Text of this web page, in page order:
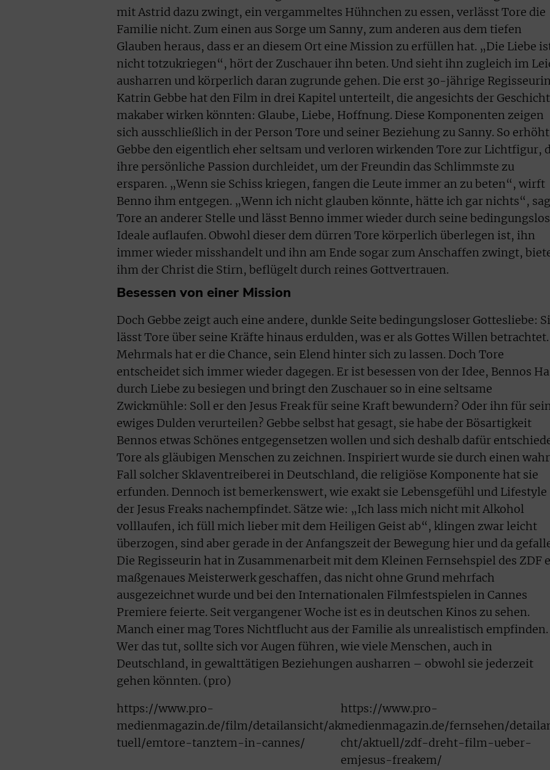
mit Astrid dazu zwingt, ein vergammeltes Hühnchen zu essen, verlässt Tore die
Familie nicht. Zum einen aus Sorge um Sanny, zum anderen aus dem tiefen
Glauben heraus, dass er an diesem Ort eine Mission zu erfüllen hat. „Die Liebe
nicht totzukriegen“, hört der Zuschauer ihn beten. Und sieht ihn zugleich im
ausharren und körperlich daran zugrunde gehen. Die erst 30-jährige
Katrin Gebbe hat den Film in drei Kapitel unterteilt, die angesichts der
makaber wirken könnten: Glaube, Liebe, Hoffnung. Diese Komponenten zeigen
sich ausschließlich in der Person Tore und seiner Beziehung zu Sanny. So erhöht
Gebbe den eigentlich eher seltsam und verloren wirkenden Tore zur Lichtfigur,
ihre persönliche Passion durchleidet, um der Freundin das Schlimmste zu
ersparen. „Wenn sie Schiss kriegen, fangen die Leute immer an zu beten“, wirft
Benno ihm entgegen. „Wenn ich nicht glauben könnte, hätte ich gar nichts“,
Tore an anderer Stelle und lässt Benno immer wieder durch seine
Ideale auflaufen. Obwohl dieser dem dürren Tore körperlich überlegen ist, ihn
immer wieder misshandelt und ihn am Ende sogar zum Anschaffen zwingt,
ihm der Christ die Stirn, beflügelt durch reines Gottvertrauen.
Besessen von einer Mission
Doch Gebbe zeigt auch eine andere, dunkle Seite bedingungsloser Gottesliebe:
lässt Tore über seine Kräfte hinaus erdulden, was er als Gottes Willen betrachtet.
Mehrmals hat er die Chance, sein Elend hinter sich zu lassen. Doch Tore
entscheidet sich immer wieder dagegen. Er ist besessen von der Idee, Bennos
durch Liebe zu besiegen und bringt den Zuschauer so in eine seltsame
Zwickmühle: Soll er den Jesus Freak für seine Kraft bewundern? Oder ihn für
ewiges Dulden verurteilen? Gebbe selbst hat gesagt, sie habe der Bösartigkeit
Bennos etwas Schönes entgegensetzen wollen und sich deshalb dafür
Tore als gläubigen Menschen zu zeichnen. Inspiriert wurde sie durch einen
Fall solcher Sklaventreiberei in Deutschland, die religiöse Komponente hat sie
erfunden. Dennoch ist bemerkenswert, wie exakt sie Lebensgefühl und Lifestyle
der Jesus Freaks nachempfindet. Sätze wie: „Ich lass mich nicht mit Alkohol
volllaufen, ich füll mich lieber mit dem Heiligen Geist ab“, klingen zwar leicht
überzogen, sind aber gerade in der Anfangszeit der Bewegung hier und da
Die Regisseurin hat in Zusammenarbeit mit dem Kleinen Fernsehspiel des ZDF
maßgenaues Meisterwerk geschaffen, das nicht ohne Grund mehrfach
ausgezeichnet wurde und bei den Internationalen Filmfestspielen in Cannes
Premiere feierte. Seit vergangener Woche ist es in deutschen Kinos zu sehen.
Manch einer mag Tores Nichtflucht aus der Familie als unrealistisch empfinden.
Wer das tut, sollte sich vor Augen führen, wie viele Menschen, auch in
Deutschland, in gewalttätigen Beziehungen ausharren – obwohl sie jederzeit
gehen könnten. (pro)
https://www.pro-
medienmagazin.de/film/detailansicht/ak
tuell/emtore-tanztem-in-cannes/
https://www.pro-
medienmagazin.de/fernsehen/
cht/aktuell/zdf-dreht-film-ueber-
emjesus-freakem/